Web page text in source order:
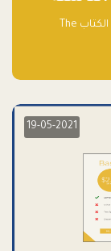
حددنا لكم أهم ٢٥ نقطة في هذه الرحلة مقتبسة من الكتاب The
19-05-2021